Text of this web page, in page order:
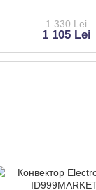
1 330 Lei
1 105 Lei